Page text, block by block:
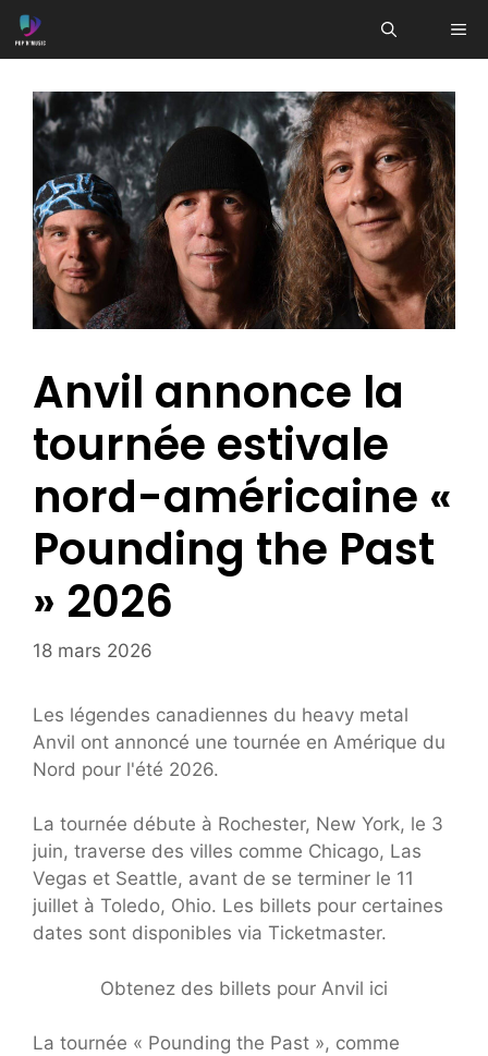
Aller
au
Anvil annonce la
tournée estivale
nord-américaine «
Pounding the Past
» 2026
18 mars 2026
Les légendes canadiennes du heavy metal
Anvil ont annoncé une tournée en Amérique du
Nord pour l'été 2026.
La tournée débute à Rochester, New York, le 3
juin, traverse des villes comme Chicago, Las
Vegas et Seattle, avant de se terminer le 11
juillet à Toledo, Ohio. Les billets pour certaines
dates sont disponibles via Ticketmaster.
Obtenez des billets pour Anvil ici
La tournée « Pounding the Past », comme